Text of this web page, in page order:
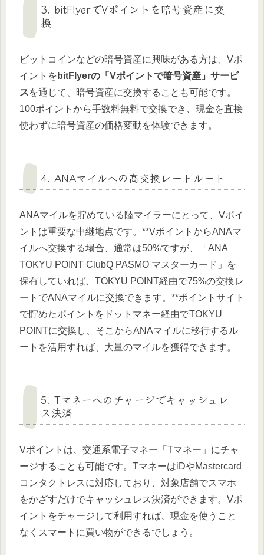
3. bitFlyerでVポイントを暗号資産に交
換
ビットコインなどの暗号資産に興味がある方は、Vポ
イントを bitFlyerの「Vポイントで暗号資産」サービ
スを通じて、暗号資産に交換することも可能です。
100ポイントから手数料無料で交換でき、現金を直接
使わずに暗号資産の価格変動を体験できます。
4. ANAマイルへの高交換レートルート
ANAマイルを貯めている陸マイラーにとって、Vポイ
ントは重要な中継地点です。**VポイントからANAマ
イルへ交換する場合、通常は50%ですが、「ANA
TOKYU POINT ClubQ PASMO マスターカード」を
保有していれば、TOKYU POINT経由で75%の交換レ
ートでANAマイルに交換できます。**ポイントサイト
で貯めたポイントをドットマネー経由でTOKYU
POINTに交換し、そこからANAマイルに移行するル
ートを活用すれば、大量のマイルを獲得できます。
5. Tマネーへのチャージでキャッシュレ
ス決済
Vポイントは、交通系電子マネー「Tマネー」にチャ
ージすることも可能です。TマネーはiDやMastercard
コンタクトレスに対応しており、対象店舗でスマホ
をかざすだけでキャッシュレス決済ができます。Vポ
イントをチャージして利用すれば、現金を使うこと
なくスマートに買い物ができるでしょう。